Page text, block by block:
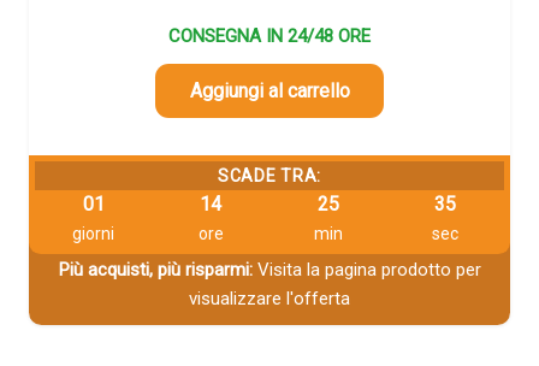
CONSEGNA IN 24/48 ORE
Aggiungi al carrello
SCADE TRA:
01
giorni
14
ore
25
min
33
sec
Più acquisti, più risparmi:Visita la pagina prodotto per
visualizzare l'offerta